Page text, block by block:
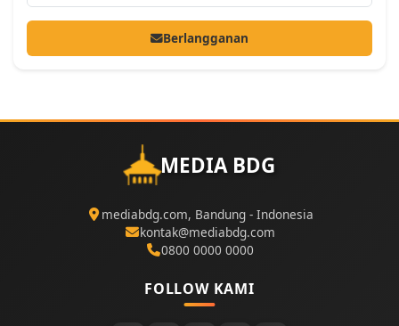
Berlangganan
MEDIA BDG
mediabdg.com, Bandung - Indonesia
kontak@mediabdg.com
0800 0000 0000
FOLLOW KAMI